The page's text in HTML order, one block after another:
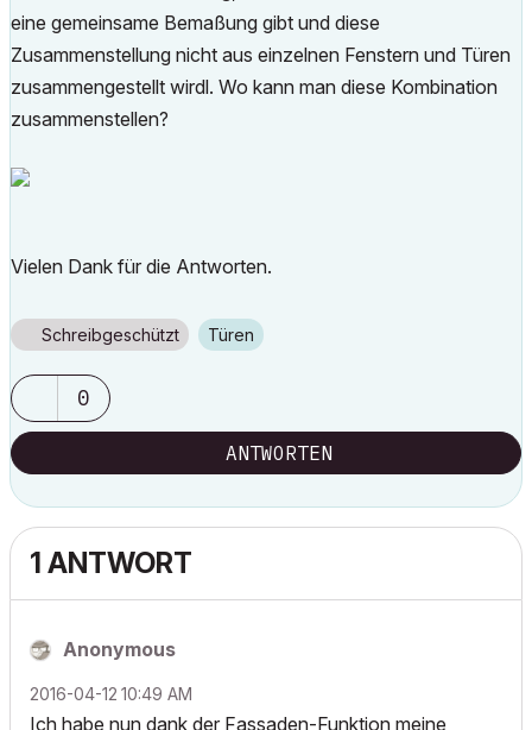
eine gemeinsame Bemaßung gibt und diese
Zusammenstellung nicht aus einzelnen Fenstern und Türen
zusammengestellt wirdl. Wo kann man diese Kombination
zusammenstellen?
Vielen Dank für die Antworten.
Schreibgeschützt Türen
0
ANTWORTEN
1 ANTWORT
Anonymous
‎2016-04-12 10:49 AM
Ich habe nun dank der Fassaden-Funktion meine